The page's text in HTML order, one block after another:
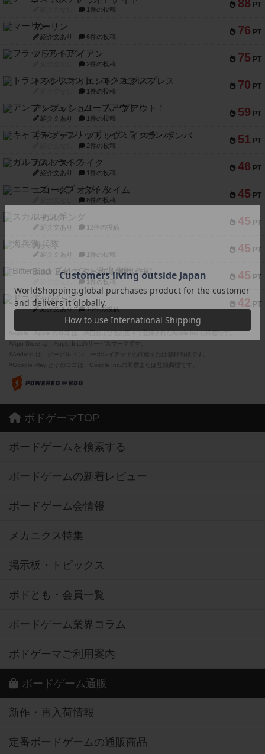
88 PT
1件の投稿
76 PT
マーリン
紹介文あり 6件の投稿
75 PT
フラットアイアン
2件の投稿
70 PT
トランスオリエント・エクスプレス
1件の投稿
59 PT
アンブッシュ！：ムーブアウト！
紹介文あり 1件の投稿
51 PT
キャプテン・フリップ：イスラ・ボンバ
2件の投稿
46 PT
ガルフストライク
紹介文あり 1件の投稿
45 PT
エコーズ・オブ・タイム
8件の投稿
45 PT
スカルキング
紹介文あり 12件の投稿
45 PT
海兵隊
紹介文あり 1件の投稿
45 PT
Bitter End ブタペスト救出作戦
1件の投稿
42 PT
ドコジャン
紹介文あり 10件の投稿
※Apple、Apple のロゴ は、米国および他の国々で登録されたApple Inc.の商標です。
※App Store は、Apple Inc.のサービスマークです。
※Android は、グーグル インコーポレイテッドの商標または登録商標です。
※Google Play とそのロゴは、Google Inc.の商標または登録商標です。
ボドゲーマTOP
ボードゲームを検索する
ボードゲームの新着レビュー
ボードゲーム会情報
メカニクス特集
掲示板・トピックス
ボドとも・会員一覧
ボードゲーム業界コラム
ボドゲーマご利用案内
ボードゲーム通販
新作・再入荷情報
定番ボードゲームの通販商品